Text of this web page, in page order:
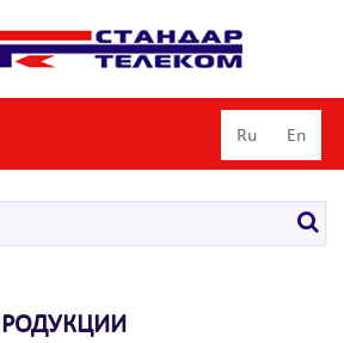
Ru En